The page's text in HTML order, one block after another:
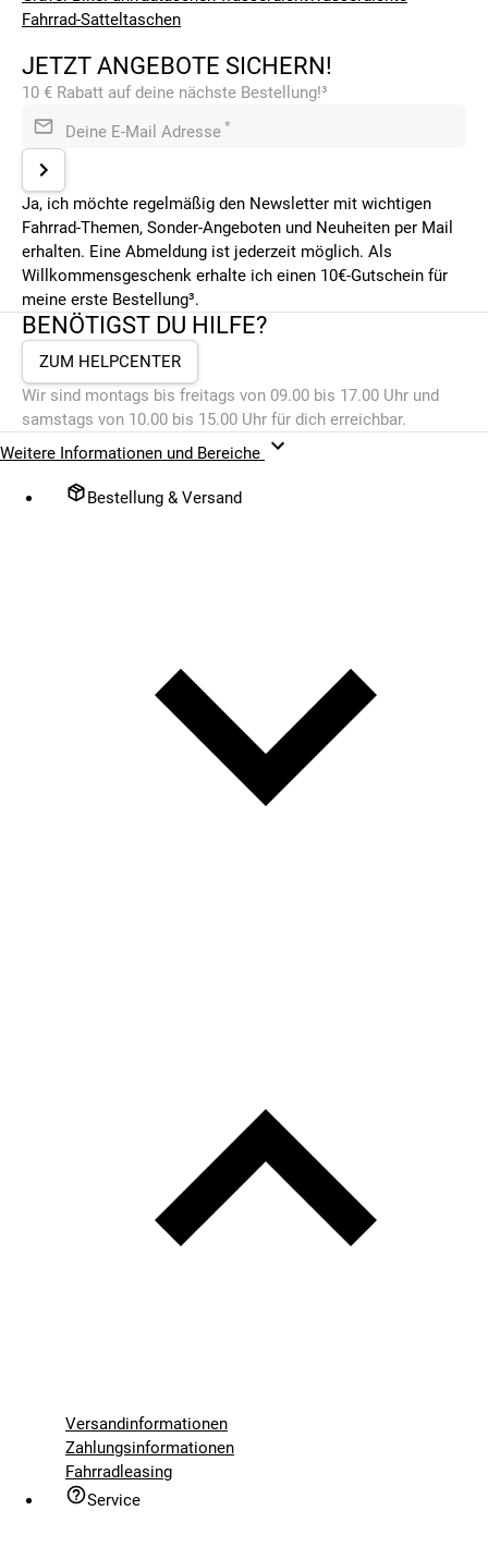
Fahrrad-Satteltaschen
JETZT ANGEBOTE SICHERN!
10 € Rabatt auf deine nächste Bestellung!³
Deine E-Mail Adresse *
Ja, ich möchte regelmäßig den Newsletter mit wichtigen
Fahrrad-Themen, Sonder-Angeboten und Neuheiten per Mail
erhalten. Eine Abmeldung ist jederzeit möglich. Als
Willkommensgeschenk erhalte ich einen 10€-Gutschein für
meine erste Bestellung³.
BENÖTIGST DU HILFE?
ZUM HELPCENTER
Wir sind montags bis freitags von 09.00 bis 17.00 Uhr und
samstags von 10.00 bis 15.00 Uhr für dich erreichbar.
Weitere Informationen und Bereiche
Bestellung & Versand
Versandinformationen
Zahlungsinformationen
Fahrradleasing
Service